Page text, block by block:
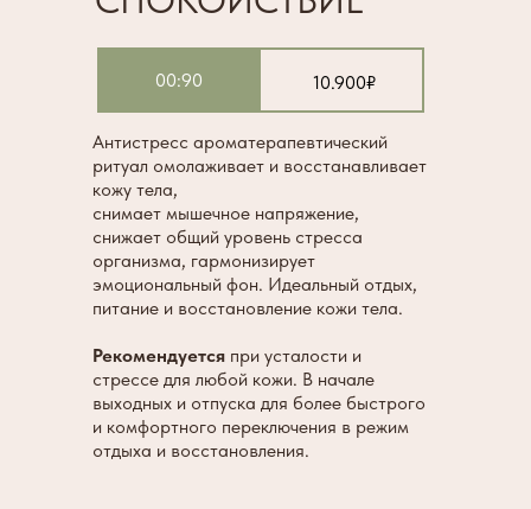
00:90 10.900₽
Антистресс ароматерапевтический
ритуал омолаживает и восстанавливает
кожу тела,
снимает мышечное напряжение,
снижает общий уровень стресса
организма, гармонизирует
эмоциональный фон. Идеальный отдых,
питание и восстановление кожи тела.
Рекомендуется при усталости и
стрессе для любой кожи. В начале
выходных и отпуска для более быстрого
и комфортного переключения в режим
отдыха и восстановления.